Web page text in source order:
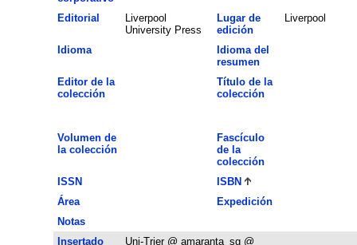
Editorial
Liverpool
University Press
Lugar de
edición
Liverpool
Idioma
Idioma del
resumen
Editor de la
colección
Título de la
colección
Volumen de
la colección
Fascículo
de la
colección
ISSN
ISBN
Área
Expedición
Notas
Insertado
Uni-Trier @ amaranta_sg @